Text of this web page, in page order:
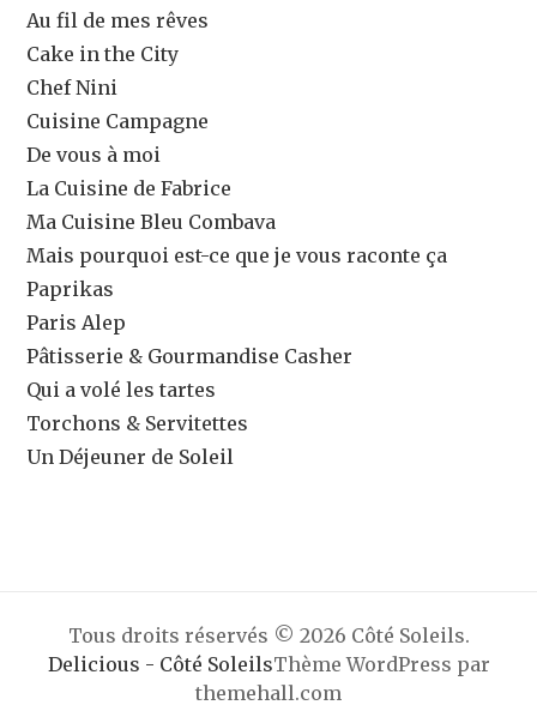
Au fil de mes rêves
Cake in the City
Chef Nini
Cuisine Campagne
De vous à moi
La Cuisine de Fabrice
Ma Cuisine Bleu Combava
Mais pourquoi est-ce que je vous raconte ça
Paprikas
Paris Alep
Pâtisserie & Gourmandise Casher
Qui a volé les tartes
Torchons & Servitettes
Un Déjeuner de Soleil
Tous droits réservés © 2026 Côté Soleils.
Delicious - Côté SoleilsThème WordPress par
themehall.com